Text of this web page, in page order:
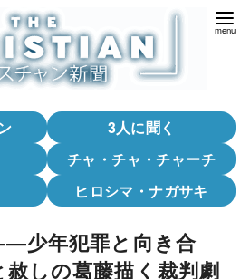
3人に聞く
チャ・チャ・チャーチ
ヒロシマ・ナガサキ
少年犯罪と向き合
しの葛藤描く裁判劇